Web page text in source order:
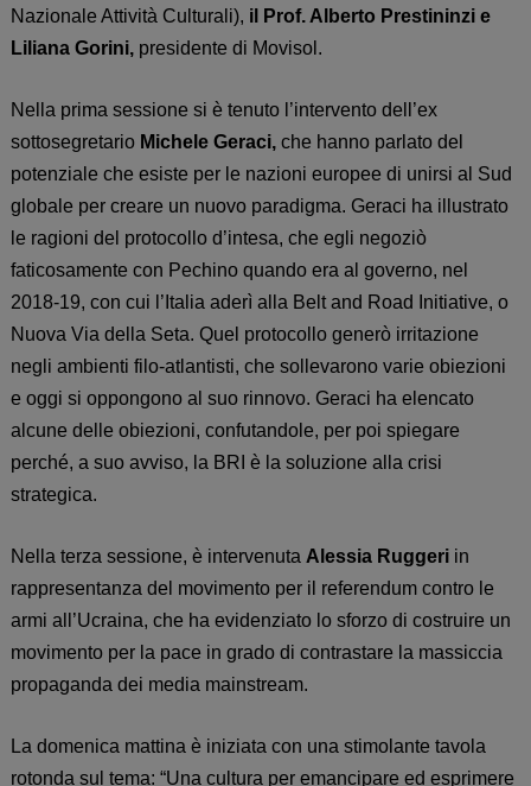
Nazionale Attività Culturali), il Prof. Alberto Prestininzi e
Liliana Gorini, presidente di Movisol.
Nella prima sessione si è tenuto l’intervento del l’ex
sottosegretario Michele Geraci, che hanno parlato del
potenziale che esiste per le nazioni europee di unirsi al Sud
globale per creare un nuovo paradigma. Geraci ha illustrato
le ragioni del protocollo d’intesa, che egli negoziò
faticosamente con Pechino quando era al governo, nel
2018-19, con cui l’Italia aderì alla Belt and Road Initiative, o
Nuova Via della Seta. Quel protocollo generò irritazione
negli ambienti filo-atlantisti, che sollevarono varie obiezioni
e oggi si oppongono al suo rinnovo. Geraci ha elencato
alcune delle obiezioni, confutandole, per poi spiegare
perché, a suo avviso, la BRI è la soluzione alla crisi
strategica.
Nell a terza sessione, è intervenuta Alessia Ruggeri in
rappresentanza del movimento per il referendum contro le
armi all’Ucraina, che ha evidenziato losforzo di costruire un
movimento per la pace in grado di contrastare la massiccia
propaganda dei media mainstream.
La domenica mattina è iniziata con una stimolante tavola
rotonda sul tema: “Una cultura per emancipare ed esprimere